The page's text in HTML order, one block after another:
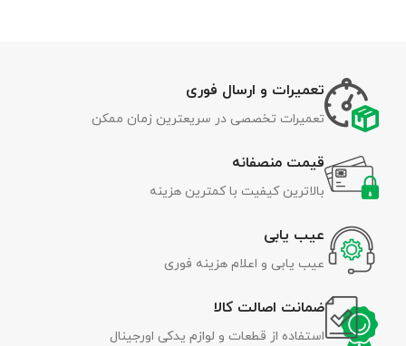
تعمیرات و ارسال فوری
تعمیرات تخصصی در سریعترین زمان ممکن
قیمت منصفانه
بالاترین کیفیت با کمترین هزینه
عیب یابی
عیب یابی و اعلام هزینه فوری
ضمانت اصالت کالا
استفاده از قطعات و لوازم یدکی اورجینال